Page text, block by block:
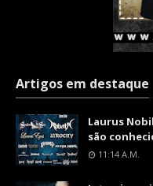
Artigos em destaque
Laurus
são
11:14 A.m.